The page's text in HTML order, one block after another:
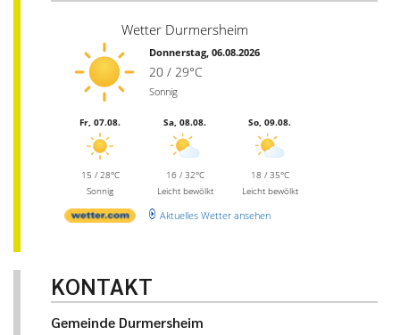
Wetter Durmersheim
Donnerstag, 06.08.2026
20 / 29°C
Sonnig
Fr, 07.08.
15 / 28°C
Sonnig
Sa, 08.08.
16 / 32°C
Leicht bewölkt
So, 09.08.
18 / 35°C
Leicht bewölkt
Aktuelles Wetter ansehen
KONTAKT
Gemeinde Durmersheim